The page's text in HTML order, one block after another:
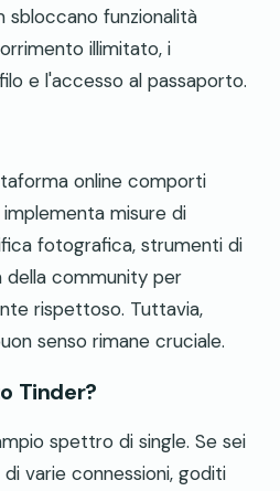
sbloccano funzionalità
illimitato, i
e l'accesso al passaporto.
online comporti
misure di
fotografica, strumenti di
della community per
rispettoso. Tuttavia,
senso rimane cruciale.
Tinder?
spettro di single. Se sei
varie connessioni, goditi